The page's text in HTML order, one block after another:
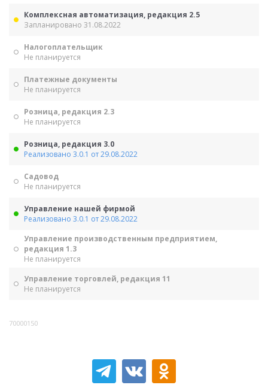
Комплексная автоматизация, редакция 2.5
Запланировано 31.08.2022
Налогоплательщик
Не планируется
Платежные документы
Не планируется
Розница, редакция 2.3
Не планируется
Розница, редакция 3.0
Реализовано 3.0.1 от 29.08.2022
Садовод
Не планируется
Управление нашей фирмой
Реализовано 3.0.1 от 29.08.2022
Управление производственным предприятием,
редакция 1.3
Не планируется
Управление торговлей, редакция 11
Не планируется
70000150